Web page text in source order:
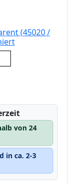
(45020 /
von 24
in ca. 2-3